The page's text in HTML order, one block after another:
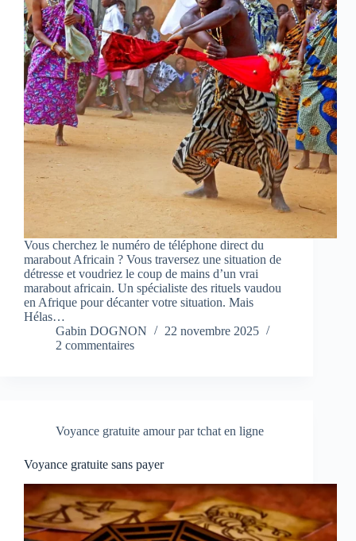
Vous cherchez le numéro de téléphone direct du
marabout Africain ? Vous traversez une situation de
détresse et voudriez le coup de mains d’un vrai
marabout africain. Un spécialiste des rituels vaudou
en Afrique pour décanter votre situation. Mais
Hélas…
Gabin DOGNON
22 novembre 2025
2 commentaires
Voyance gratuite amour par tchat en ligne
Voyance gratuite sans payer